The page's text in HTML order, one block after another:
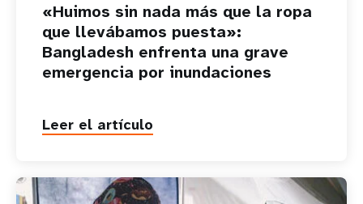
«Huimos sin nada más que la ropa
que llevábamos puesta»:
Bangladesh enfrenta una grave
emergencia por inundaciones
Leer el artículo